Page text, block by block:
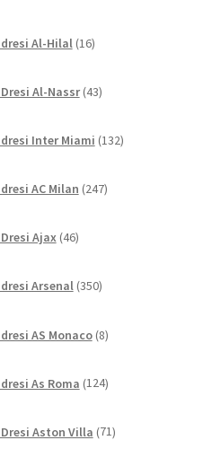
Al-Hilal 16izdelkov
Al-Nassr 43izdelkov
Inter Miami 132izdelkov
AC Milan 247izdelkov
Ajax 46izdelkov
Arsenal 350izdelkov
AS Monaco 8izdelkov
As Roma 124izdelkov
Aston Villa 71izdelkov